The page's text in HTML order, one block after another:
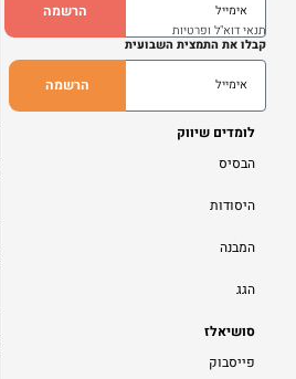
הרשמה
תנאי דוא"ל ופרטיות
קבלו את התמצית השבועית
הרשמה
לומדים שיווק
הבסיס
היסודות
המבנה
הגג
סושיאלז
פייסבוק